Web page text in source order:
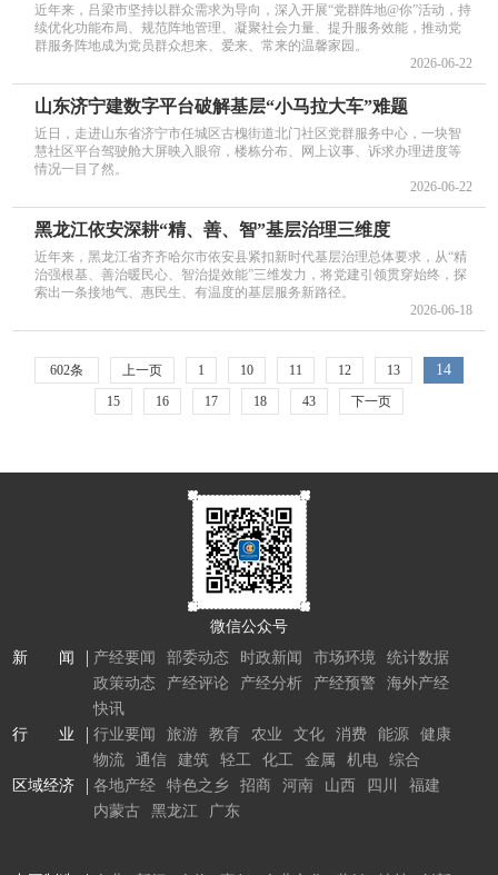
近年来，吕梁市坚持以群众需求为导向，深入开展“党群阵地@你”活动，持
续优化功能布局、规范阵地管理、凝聚社会力量、提升服务效能，推动党
群服务阵地成为党员群众想来、爱来、常来的温馨家园。
2026-06-22
山东济宁建数字平台破解基层“小马拉大车”难题
近日，走进山东省济宁市任城区古槐街道北门社区党群服务中心，一块智
慧社区平台驾驶舱大屏映入眼帘，楼栋分布、网上议事、诉求办理进度等
情况一目了然。
2026-06-22
黑龙江依安深耕“精、善、智”基层治理三维度
近年来，黑龙江省齐齐哈尔市依安县紧扣新时代基层治理总体要求，从“精
治强根基、善治暖民心、智治提效能”三维发力，将党建引领贯穿始终，探
索出一条接地气、惠民生、有温度的基层服务新路径。
2026-06-18
602条 上一页 1 10 11 12 13 14
15 16 17 18 43 下一页
微信公众号
新 闻
产经要闻 部委动态 时政新闻 市场环境
统计数据
政策动态
产经评论 产经分析 产经预警
海外产经
快讯
行 业
行业要闻 旅游 教育 农业 文化 消费 能源
健康
物流
通信 建筑 轻工 化工 金属 机电
综合
区域经济
各地产经 特色之乡 招商 河南 山西 四川
福建
内蒙古
黑龙江 广东